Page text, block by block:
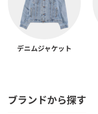
デニムジャケット
ブランドから探す